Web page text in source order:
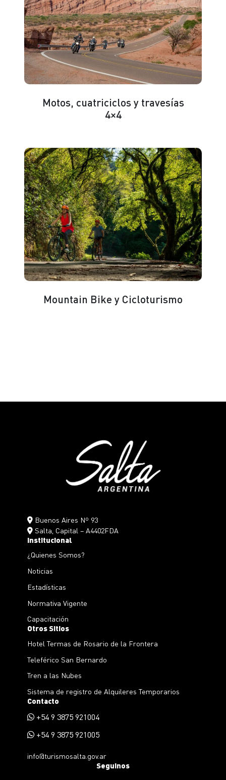
Motos, cuatriciclos y travesías
4×4
Mountain Bike y Cicloturismo
Buenos Aires Nº 93
Salta, Capital – A4402FDA
Institucional
¿Quienes Somos?
Noticias
Estadísticas
Normativa Vigente
Capacitación
Otros Sitios
Hotel Termas de Rosario de la Frontera
Teleférico San Bernardo
Tren a las Nubes
Sistema de registro de Alquileres Temporarios
Contacto
+54 9 3875 921004
+54 9 3875 921005
info@turismosalta.gov.ar
Seguinos